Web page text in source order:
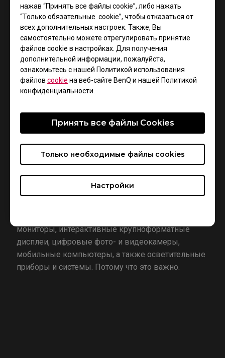
нажав “Принять все файлы cookie”, либо нажать
“Только обязательные cookie”, чтобы отказаться от
всех дополнительных настроек. Также, Вы
самостоятельно можете отрегулировать принятие
файлов cookie в настройках. Для получения
дополнительной информации, пожалуйста,
ознакомьтесь с нашей Политикой использования
файлов cookie на веб-сайте BenQ и нашей Политикой
конфиденциальности.
Настройки
Только необходимые файлы cookies
Принять все файлы Сookies
О корпорации BenQ
Корпорация BenQ видит свою миссию в том,
чтобы “Нести радость и качество в жизнь”, и
является ведущим мировым поставщиком
технологий и решений, призванных улучшить и
обогатить все стороны жизни пользователей. Для
основное внимание образу жизни, бизнесу,
здравоохранению и образованию, то есть тому,
предоставить людям способы сделать их жизнь
лучше, повысить работоспособность, укрепить
здоровье и усовершенствовать процесс
обучения. Она предлагает чрезвычайно широкий
мониторы, интерактивные крупноформатные
дисплеи, цифровые фото- и видеокамеры,
мобильные компьютеры, а также осветительные
приборы и системы. Потому что это важно.